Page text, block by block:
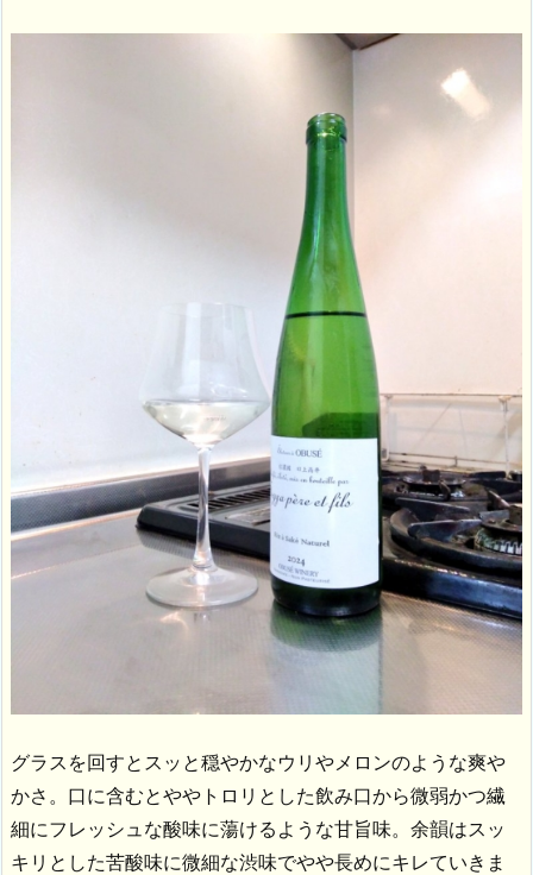
グラスを回すとスッと穏やかなウリやメロンのような爽や
かさ。口に含むとややトロリとした飲み口から微弱かつ繊
細にフレッシュな酸味に蕩けるような甘旨味。余韻はスッ
キリとした苦酸味に微細な渋味でやや長めにキレていきま